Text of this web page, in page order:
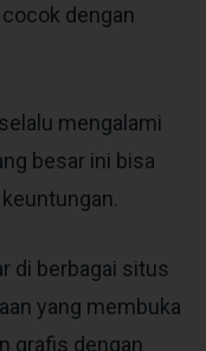
dengan
mengalami
besar ini bisa
di berbagai situs
yang membuka
grafis dengan